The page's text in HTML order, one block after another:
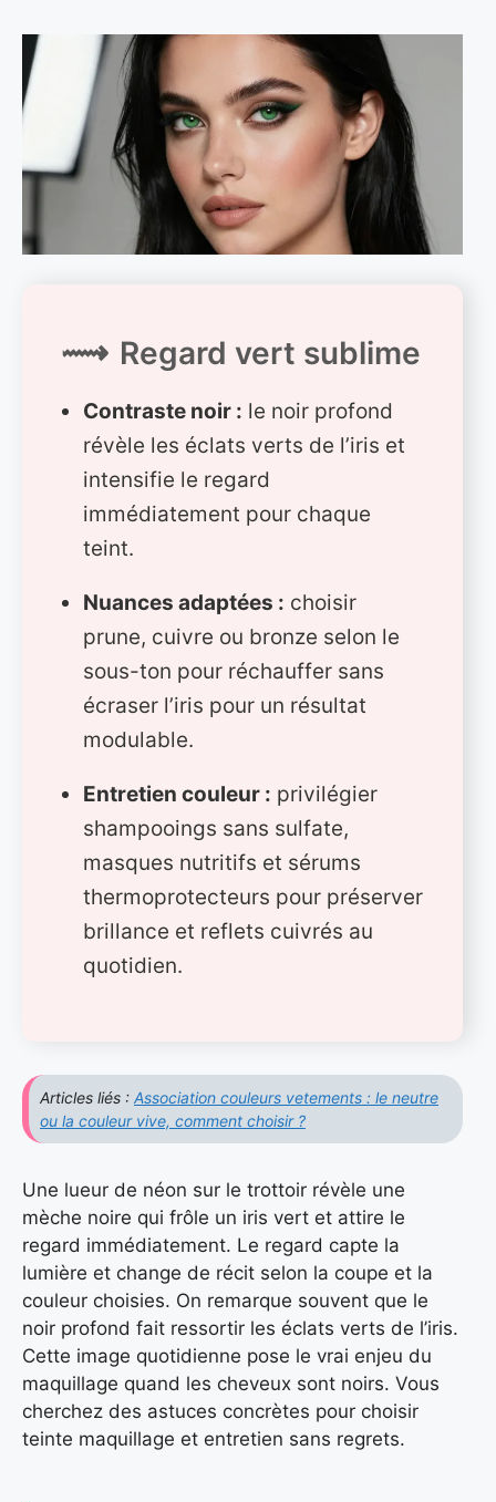
Regard vert sublime
Contraste noir : le noir profond
révèle les éclats verts de l’iris et
intensifie le regard
immédiatement pour chaque
teint.
Nuances adaptées : choisir
prune, cuivre ou bronze selon le
sous-ton pour réchauffer sans
écraser l’iris pour un résultat
modulable.
Entretien couleur : privilégier
shampooings sans sulfate,
masques nutritifs et sérums
thermoprotecteurs pour préserver
brillance et reflets cuivrés au
quotidien.
Articles liés : Association couleurs vetements : le neutre
ou la couleur vive, comment choisir ?
Une lueur de néon sur le trottoir révèle une
mèche noire qui frôle un iris vert et attire le
regard immédiatement. Le regard capte la
lumière et change de récit selon la coupe et la
couleur choisies. On remarque souvent que le
noir profond fait ressortir les éclats verts de l’iris.
Cette image quotidienne pose le vrai enjeu du
maquillage quand les cheveux sont noirs. Vous
cherchez des astuces concrètes pour choisir
teinte maquillage et entretien sans regrets.